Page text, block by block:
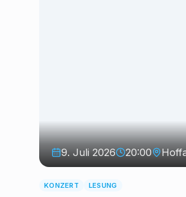
9. Juli 2026 20:00
KONZERT LESUNG